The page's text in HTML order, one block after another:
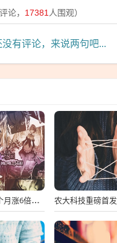
论， 17381 人围观）
没有评论，来说两句吧...
谷歌表外担保规模9个月涨6倍至438亿美元，用“财务兜底”换TPU芯片订单